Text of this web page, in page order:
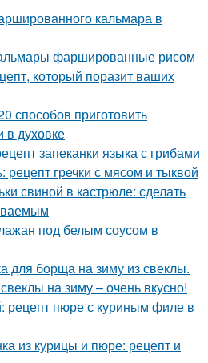
кальмара в
фаршированные рисом
который поразит ваших
способов приготовить
в духовке
запеканки языка с грибами
рецепт гречки с мясом и тыквой
свиной в кастрюле: сделать
под белым соусом в
для борща на зиму из свеклы.
на зиму – очень вкусно!
рецепт пюре с куриным филе в
из курицы и пюре: рецепт и